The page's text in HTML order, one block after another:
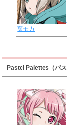
葉モカ
Pastel Palettes（パ